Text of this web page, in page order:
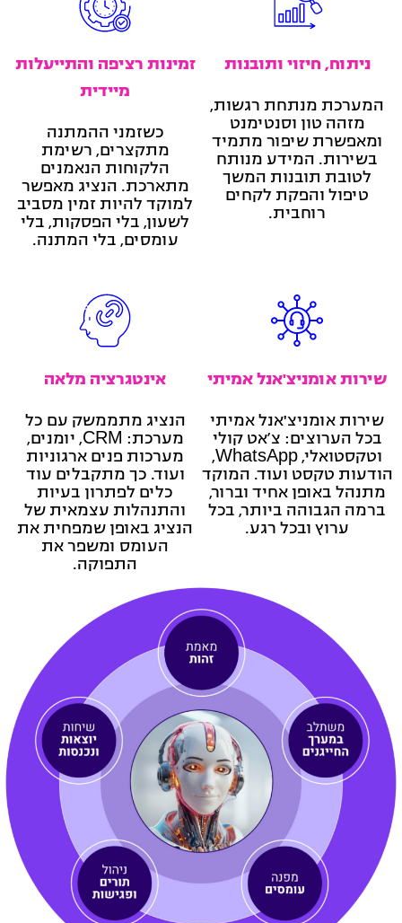
זמינות רציפה והתייעלות
מיידית
כשזמני ההמתנה
מתקצרים, רשימת
הלקוחות הנאמנים
מתארכת. הנציג מאפשר
למוקד להיות זמין מסביב
לשעון, בלי הפסקות, בלי
עומסים, בלי המתנה.
ניתוח, חיזוי ותובנות
המערכת מנתחת רגשות,
מזהה טון וסנטימנט
ומאפשרת שיפור מתמיד
בשירות. המידע מנותח
לטובת תובנות המשך
טיפול והפקת לקחים
רוחבית.
אינטגרציה מלאה
הנציג מתממשק עם כל
מערכת: CRM, יומנים,
מערכות פנים ארגוניות
ועוד. כך מתקבלים עוד
כלים לפתרון בעיות
והתנהלות עצמאית של
הנציג באופן שמפחית את
העומס ומשפר את
התפוקה.
שירות אומניצ'אנל אמיתי
שירות אומניצ'אנל אמיתי
בכל הערוצים: צ’אט קולי
וטקסטואלי, WhatsApp,
הודעות טקסט ועוד. המוקד
מתנהל באופן אחיד וברור,
ברמה הגבוהה ביותר, בכל
ערוץ ובכל רגע.